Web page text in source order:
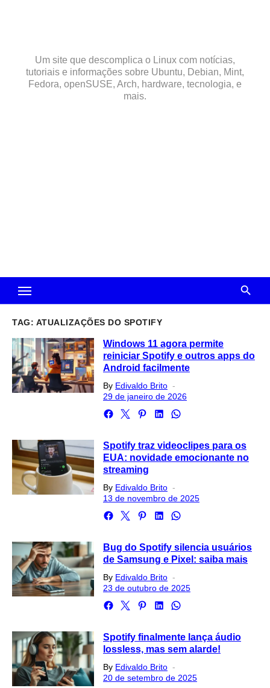
Um site que descomplica o Linux com notícias,
tutoriais e informações sobre Ubuntu, Debian, Mint,
Fedora, openSUSE, Arch, hardware, tecnologia, e
mais.
TAG: ATUALIZAÇÕES DO SPOTIFY
Windows 11 agora permite
reiniciar Spotify e outros apps do
Android facilmente
By Edivaldo Brito
on
29 de janeiro de 2026
Spotify traz videoclipes para os
EUA: novidade emocionante no
streaming
By Edivaldo Brito
on
13 de novembro de 2025
Bug do Spotify silencia usuários
de Samsung e Pixel: saiba mais
By Edivaldo Brito
on
23 de outubro de 2025
Spotify finalmente lança áudio
lossless, mas sem alarde!
By Edivaldo Brito
on
20 de setembro de 2025